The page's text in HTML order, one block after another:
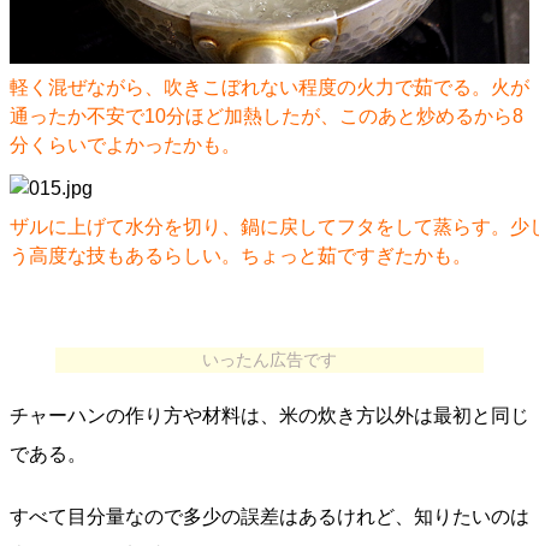
軽く混ぜながら、吹きこぼれない程度の火力で茹でる。火が
通ったか不安で10分ほど加熱したが、このあと炒めるから8
分くらいでよかったかも。
ザルに上げて水分を切り、鍋に戻してフタをして蒸らす。少
う高度な技もあるらしい。ちょっと茹ですぎたかも。
いったん広告です
チャーハンの作り方や材料は、米の炊き方以外は最初と同じ
である。
すべて目分量なので多少の誤差はあるけれど、知りたいのは